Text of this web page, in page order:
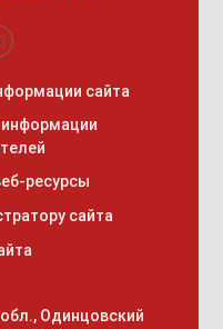
сайта
ресурсы
сайта
Одинцовский